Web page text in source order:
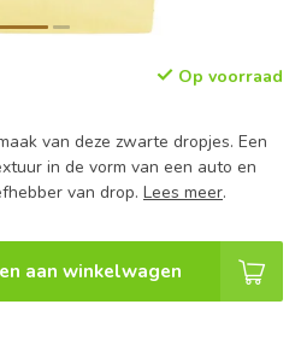
Op voorraad
van deze zwarte dropjes. Een
in de vorm van een auto en
van drop. Lees meer.
aan winkelwagen